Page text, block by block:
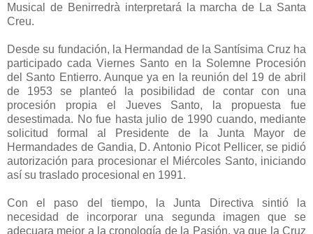
Musical de Benirredrà interpretará la marcha de La Santa
Creu.
Desde su fundación, la Hermandad de la Santísima Cruz ha
participado cada Viernes Santo en la Solemne Procesión
del Santo Entierro. Aunque ya en la reunión del 19 de abril
de 1953 se planteó la posibilidad de contar con una
procesión propia el Jueves Santo, la propuesta fue
desestimada. No fue hasta julio de 1990 cuando, mediante
solicitud formal al Presidente de la Junta Mayor de
Hermandades de Gandia, D. Antonio Picot Pellicer, se pidió
autorización para procesionar el Miércoles Santo, iniciando
así su traslado procesional en 1991.
Con el paso del tiempo, la Junta Directiva sintió la
necesidad de incorporar una segunda imagen que se
adecuara mejor a la cronología de la Pasión, ya que la Cruz